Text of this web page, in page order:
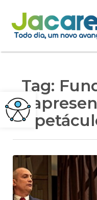
Pular
para
o
Tag: